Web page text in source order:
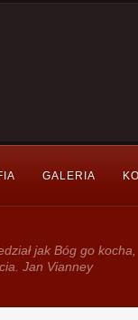
GALERIA
jak Bóg go kocha,
Jan Vianney